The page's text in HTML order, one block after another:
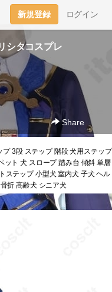
新規登録 ログイン
シタコスプレ
Share
プ 3段 ステップ 階段 犬用ステップ
ット 犬 スロープ 踏み台 傾斜 単層
ステップ 小型犬 室内犬 子犬 ヘル
折 高齢犬 シニア犬